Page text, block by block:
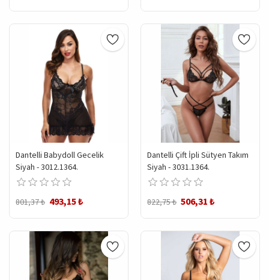
Dantelli Babydoll Gecelik
Siyah - 3012.1364.
801,37 ₺ 493,15 ₺
Dantelli Çift İpli Sütyen Takım
Siyah - 3031.1364.
822,75 ₺ 506,31 ₺